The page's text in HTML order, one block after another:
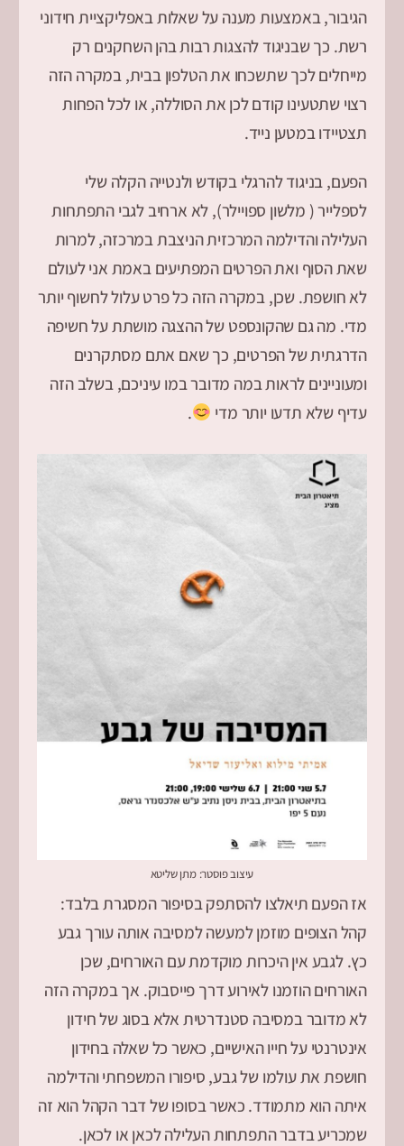
הגיבור, באמצעות מענה על שאלות באפליקציית חידוני
רשת. כך שבניגוד להצגות רבות בהן השחקנים רק
מייחלים לכך שתשכחו את הטלפון בבית, במקרה הזה
רצוי שתטעינו קודם לכן את הסוללה, או לכל הפחות
תצטיידו במטען נייד.
הפעם, בניגוד להרגלי בקודש ולנטייה הקלה שלי
לספלייר ( מלשון ספויילר), לא ארחיב לגבי התפתחות
העלילה והדילמה המרכזית הניצבת במרכזה, למרות
שאת הסוף ואת הפרטים המפתיעים באמת אני לעולם
לא חושפת. שכן, במקרה הזה כל פרט עלול לחשוף יותר
מדי. מה גם שהקונספט של ההצגה מושתת על חשיפה
הדרגתית של הפרטים, כך שאם אתם מסתקרנים
ומעוניינים לראות במה מדובר במו עיניכם, בשלב הזה
עדיף שלא תדעו יותר מדי
.
עיצוב פוסטר: מתן שליטא
אז הפעם תיאלצו להסתפק בסיפור המסגרת בלבד:
קהל הצופים מוזמן למעשה למסיבה אותה עורך גבע
כץ. לגבע אין היכרות מוקדמת עם האורחים, שכן
האורחים הוזמנו לאירוע דרך פייסבוק. אך במקרה הזה
לא מדובר במסיבה סטנדרטית אלא בסוג של חידון
אינטרנטי על חייו האישיים, כאשר כל שאלה בחידון
חושפת את עולמו של גבע, סיפורו המשפחתי והדילמה
איתה הוא מתמודד. כאשר בסופו של דבר הקהל הוא זה
שמכריע בדבר התפתחות העלילה לכאן או לכאן.